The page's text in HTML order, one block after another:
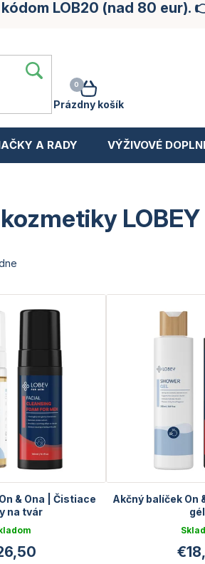
LOB20 (nad 80 eur).
NÁKUPNÝ
KOŠÍK
Prázdny košík
A RADY VÝŽIVOVÉ
LOBEY
& Ona | Čistiace
na tvár
Akčný balíček On